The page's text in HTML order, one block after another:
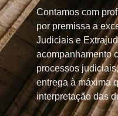
Contamos com
por premissa a
Judiciais e
acompanhamento
processos
entrega à máxima
interpretação das